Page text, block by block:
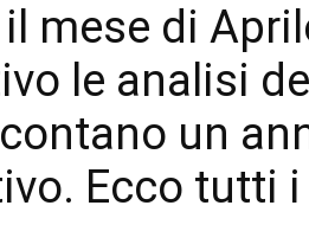
mese di
le analisi
un
Ecco tutti